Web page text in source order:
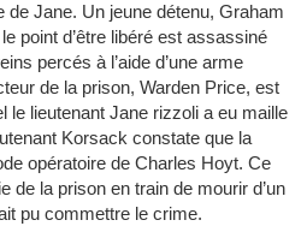
de Jane. Un jeune détenu, Graham
point d’être libéré est assassiné
percés à l’aide d’une arme
de la prison, Warden Price, est
le lieutenant Jane rizzoli a eu maille
Korsack constate que la
opératoire de Charles Hoyt. Ce
de la prison en train de mourir d’un
pu commettre le crime.